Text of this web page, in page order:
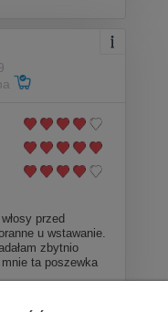
przed
u wstawanie.
zbytnio
ta poszewka